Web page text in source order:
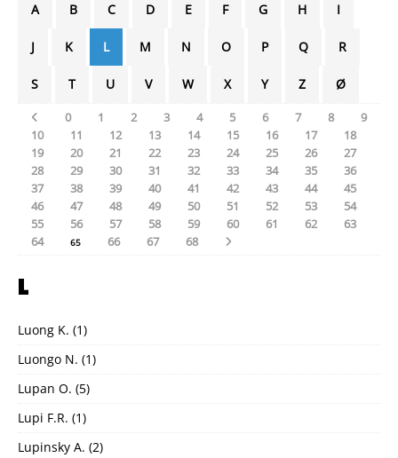
A B C D E F G H I
J K L M N O P Q R
S T U V W X Y Z Ø
0 1 2 3 4 5 6 7 8
9
10
11 12 13 14 15 16 17
18
19
20 21 22 23 24 25 26
27
28
29 30 31 32 33 34 35
36
37
38 39 40 41 42 43 44
45
46
47 48 49 50 51 52 53
54
55
56 57 58 59 60 61 62
63
64
65 66 67 68
L
Luong K. (1)
Luongo N. (1)
Lupan O. (5)
Lupi F.R. (1)
Lupinsky A. (2)